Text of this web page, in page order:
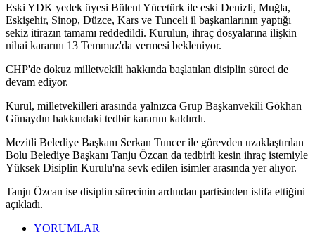
Eski YDK yedek üyesi Bülent Yücetürk ile eski Denizli, Muğla,
Eskişehir, Sinop, Düzce, Kars ve Tunceli il başkanlarının yaptığı
sekiz itirazın tamamı reddedildi. Kurulun, ihraç dosyalarına ilişkin
nihai kararını 13 Temmuz'da vermesi bekleniyor.
CHP'de dokuz milletvekili hakkında başlatılan disiplin süreci de
devam ediyor.
Kurul, milletvekilleri arasında yalnızca Grup Başkanvekili Gökhan
Günaydın hakkındaki tedbir kararını kaldırdı.
Mezitli Belediye Başkanı Serkan Tuncer ile görevden uzaklaştırılan
Bolu Belediye Başkanı Tanju Özcan da tedbirli kesin ihraç istemiyle
Yüksek Disiplin Kurulu'na sevk edilen isimler arasında yer alıyor.
Tanju Özcan ise disiplin sürecinin ardından partisinden istifa ettiğini
açıkladı.
YORUMLAR